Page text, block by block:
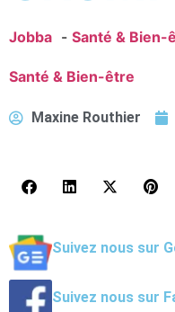
Jobba Santé & Bien-
Santé & Bien-être
Maxine Routhier
Suivez nous sur
Suivez nous sur